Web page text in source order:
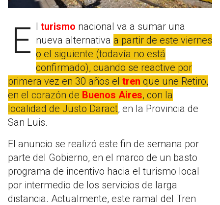
El turismo nacional va a sumar una
nueva alternativa a partir de este viernes
o el siguiente (todavía no está
confirmado), cuando se reactive por
primera vez en 30 años el tren que une Retiro,
en el corazón de Buenos Aires, con la
localidad de Justo Daract, en la Provincia de
San Luis.
El anuncio se realizó este fin de semana por
parte del Gobierno, en el marco de un basto
programa de incentivo hacia el turismo local
por intermedio de los servicios de larga
distancia. Actualmente, este ramal del Tren